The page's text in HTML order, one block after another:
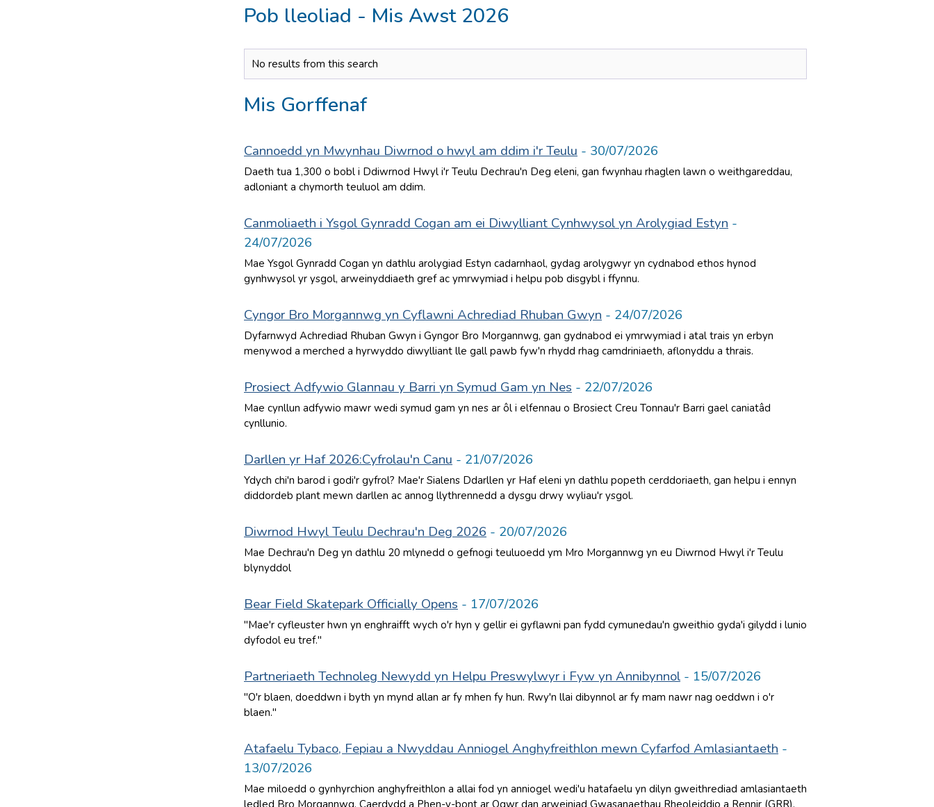
Pob lleoliad - Mis Awst 2026
No results from this search
Mis Gorffenaf
Cannoedd yn Mwynhau Diwrnod o hwyl am ddim i'r Teulu - 30/07/2026
Daeth tua 1,300 o bobl i Ddiwrnod Hwyl i'r Teulu Dechrau'n Deg eleni, gan fwynhau rhaglen lawn o weithgareddau,
adloniant a chymorth teuluol am ddim.
Canmoliaeth i Ysgol Gynradd Cogan am ei Diwylliant Cynhwysol yn Arolygiad Estyn -
24/07/2026
Mae Ysgol Gynradd Cogan yn dathlu arolygiad Estyn cadarnhaol, gydag arolygwyr yn cydnabod ethos hynod
gynhwysol yr ysgol, arweinyddiaeth gref ac ymrwymiad i helpu pob disgybl i ffynnu.
Cyngor Bro Morgannwg yn Cyflawni Achrediad Rhuban Gwyn - 24/07/2026
Dyfarnwyd Achrediad Rhuban Gwyn i Gyngor Bro Morgannwg, gan gydnabod ei ymrwymiad i atal trais yn erbyn
menywod a merched a hyrwyddo diwylliant lle gall pawb fyw'n rhydd rhag camdriniaeth, aflonyddu a thrais.
Prosiect Adfywio Glannau y Barri yn Symud Gam yn Nes - 22/07/2026
Mae cynllun adfywio mawr wedi symud gam yn nes ar ôl i elfennau o Brosiect Creu Tonnau'r Barri gael caniatâd
cynllunio.
Darllen yr Haf 2026:Cyfrolau'n Canu - 21/07/2026
Ydych chi'n barod i godi'r gyfrol? Mae'r Sialens Ddarllen yr Haf eleni yn dathlu popeth cerddoriaeth, gan helpu i ennyn
diddordeb plant mewn darllen ac annog llythrennedd a dysgu drwy wyliau'r ysgol.
Diwrnod Hwyl Teulu Dechrau'n Deg 2026 - 20/07/2026
Mae Dechrau'n Deg yn dathlu 20 mlynedd o gefnogi teuluoedd ym Mro Morgannwg yn eu Diwrnod Hwyl i'r Teulu
blynyddol
Bear Field Skatepark Officially Opens - 17/07/2026
"Mae'r cyfleuster hwn yn enghraifft wych o'r hyn y gellir ei gyflawni pan fydd cymunedau'n gweithio gyda'i gilydd i lunio
dyfodol eu tref."
Partneriaeth Technoleg Newydd yn Helpu Preswylwyr i Fyw yn Annibynnol - 15/07/2026
"O'r blaen, doeddwn i byth yn mynd allan ar fy mhen fy hun. Rwy'n llai dibynnol ar fy mam nawr nag oeddwn i o'r
blaen."
Atafaelu Tybaco, Fepiau a Nwyddau Anniogel Anghyfreithlon mewn Cyfarfod Amlasiantaeth -
13/07/2026
Mae miloedd o gynhyrchion anghyfreithlon a allai fod yn anniogel wedi'u hatafaelu yn dilyn gweithrediad amlasiantaeth
ledled Bro Morgannwg, Caerdydd a Phen-y-bont ar Ogwr dan arweiniad Gwasanaethau Rheoleiddio a Rennir (GRR).